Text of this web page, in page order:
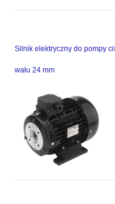
Silnik elektryczny do pompy
wału 24 mm